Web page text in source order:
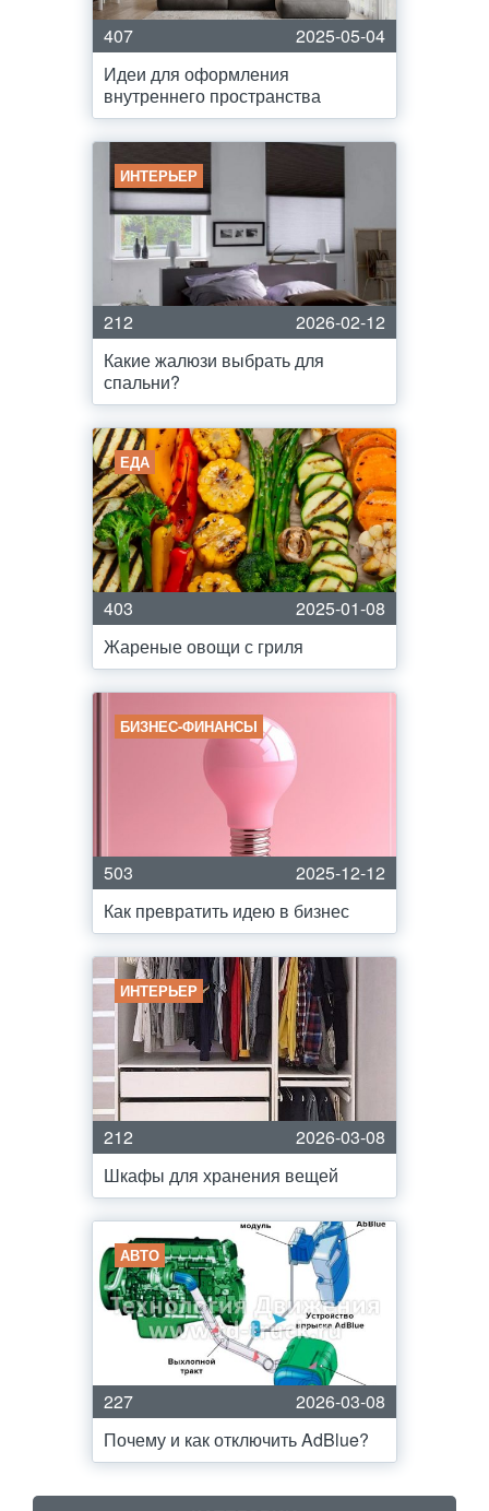
407
2025-05-04
Идеи для оформления
внутреннего пространства
ИНТЕРЬЕР
212
2026-02-12
Какие жалюзи выбрать для
спальни?
ЕДА
403
2025-01-08
Жареные овощи с гриля
БИЗНЕС-ФИНАНСЫ
503
2025-12-12
Как превратить идею в бизнес
ИНТЕРЬЕР
212
2026-03-08
Шкафы для хранения вещей
АВТО
227
2026-03-08
Почему и как отключить AdBlue?